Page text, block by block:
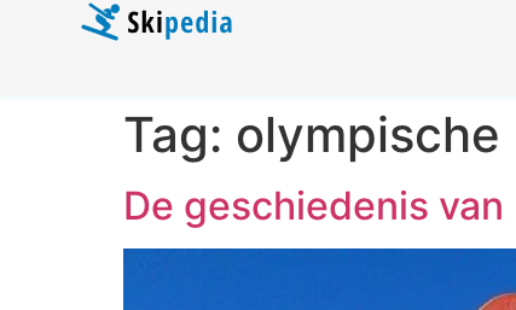
Tag: olympische
De geschiedenis